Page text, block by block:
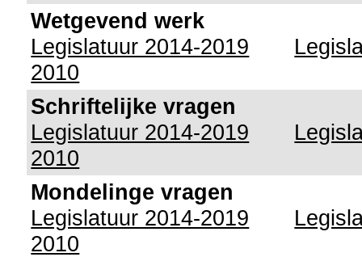
Wetgevend werk
Legislatuur 2014-2019
2010
Schriftelijke vragen
Legislatuur 2014-2019
2010
Mondelinge vragen
Legislatuur 2014-2019
2010